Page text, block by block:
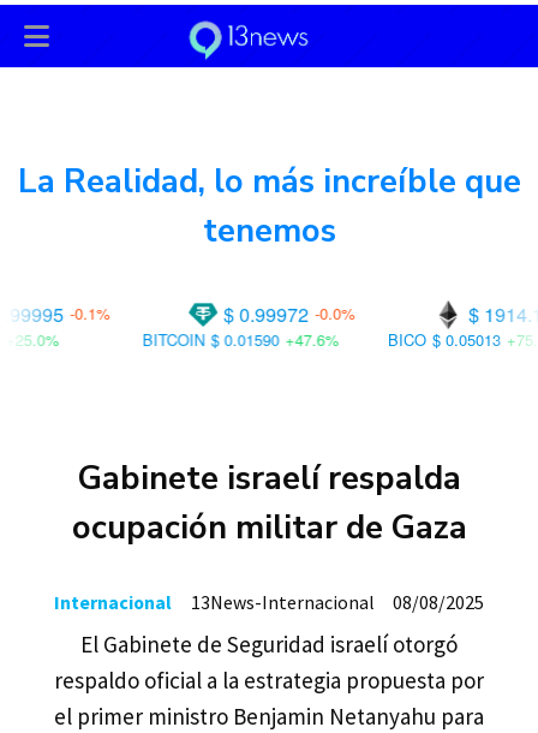
13News
User-agent: * Allow: / User-agent: Googlebot-
News Allow: /
La Realidad, lo más increíble que
tenemos
$ 1914.12 +0.4%
$ 0.99972
-0.0%
BICO $ 0.05013 +75.5%
$ 0.01590 +47.6% CTSI $
Gabinete israelí respalda
ocupación militar de Gaza
El Gabinete de Seguridad israelí otorgó
respaldo oficial a la estrategia propuesta por
el primer ministro Benjamin Netanyahu para
Internacional 08/08/2025
13News-Internacional